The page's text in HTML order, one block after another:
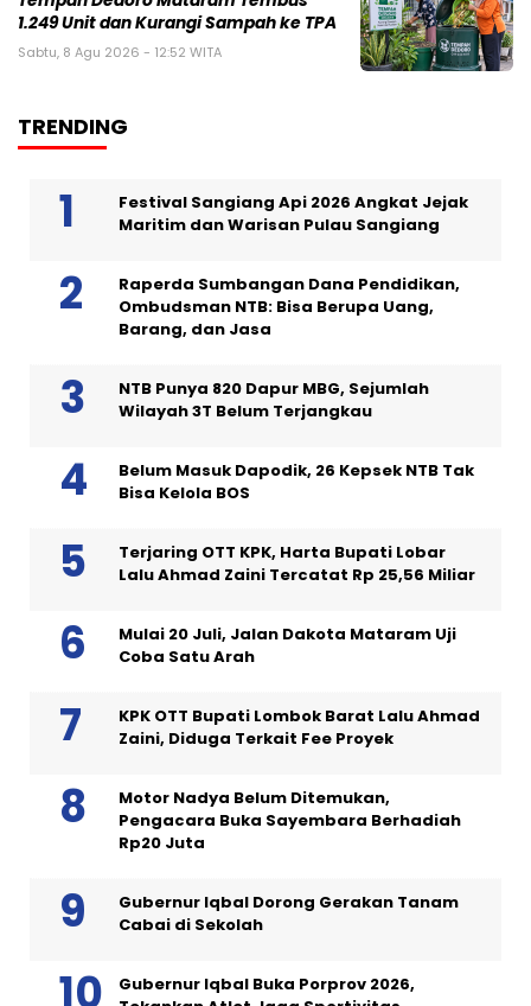
1.249 Unit dan Kurangi Sampah ke TPA
Sabtu, 8 Agu 2026 - 12:52 WITA
TRENDING
Festival Sangiang Api 2026 Angkat Jejak
Maritim dan Warisan Pulau Sangiang
Raperda Sumbangan Dana Pendidikan,
Ombudsman NTB: Bisa Berupa Uang,
Barang, dan Jasa
NTB Punya 820 Dapur MBG, Sejumlah
Wilayah 3T Belum Terjangkau
Belum Masuk Dapodik, 26 Kepsek NTB Tak
Bisa Kelola BOS
Terjaring OTT KPK, Harta Bupati Lobar
Lalu Ahmad Zaini Tercatat Rp 25,56 Miliar
Mulai 20 Juli, Jalan Dakota Mataram Uji
Coba Satu Arah
KPK OTT Bupati Lombok Barat Lalu Ahmad
Zaini, Diduga Terkait Fee Proyek
Motor Nadya Belum Ditemukan,
Pengacara Buka Sayembara Berhadiah
Rp20 Juta
Gubernur Iqbal Dorong Gerakan Tanam
Cabai di Sekolah
Gubernur Iqbal Buka Porprov 2026,